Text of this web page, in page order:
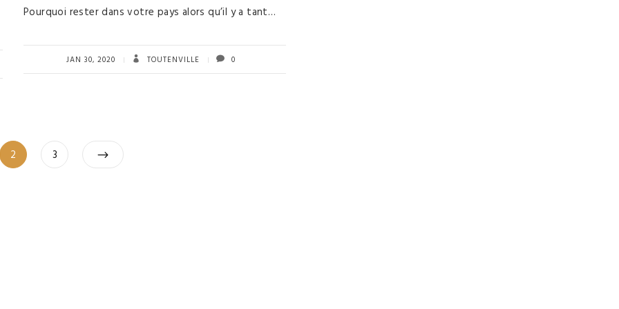
Pourquoi rester dans votre pays alors qu’il y a tant…
JAN 30, 2020 TOUTENVILLE 0
Pagination
Page
2 Page
3